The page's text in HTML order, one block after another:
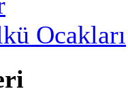
Ocakları